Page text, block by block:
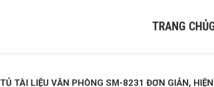
TRANG CHỦ
TỦ TÀI LIỆU VĂN PHÒNG SM-8231 ĐƠN GIẢN,